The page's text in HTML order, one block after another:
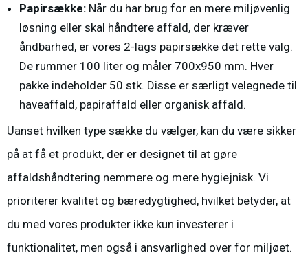
Papirsække:Når du har brug for en mere miljøvenlig
løsning eller skal håndtere affald, der kræver
åndbarhed, er vores 2-lags papirsække det rette valg.
De rummer 100 liter og måler 700x950 mm. Hver
pakke indeholder 50 stk. Disse er særligt velegnede til
haveaffald, papiraffald eller organisk affald.
Uanset hvilken type sække du vælger, kan du være sikker
på at få et produkt, der er designet til at gøre
affaldshåndtering nemmere og mere hygiejnisk. Vi
prioriterer kvalitet og bæredygtighed, hvilket betyder, at
du med vores produkter ikke kun investerer i
funktionalitet, men også i ansvarlighed over for miljøet.